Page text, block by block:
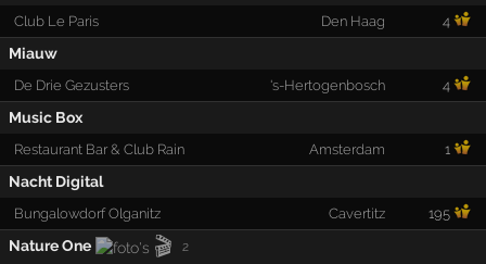
Club Le Paris Den Haag 4
Miauw
De Drie Gezusters 's-Hertogenbosch 4
Music Box
Restaurant Bar & Club Rain Amsterdam 1
Nacht Digital
Bungalowdorf Olganitz Cavertitz 195
Nature One 🎬 2